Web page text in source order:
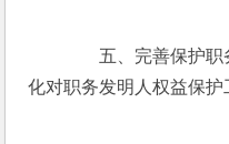
五、完善保护职
化对职务发明人权益保护